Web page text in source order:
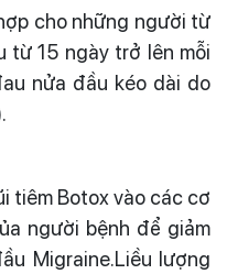
cho những người từ
từ 15 ngày trở lên mỗi
nửa đầu kéo dài do
tiêm Botox vào các cơ
người bệnh để giảm
Migraine.Liều lượng